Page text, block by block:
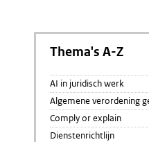
Thema's A-Z
AI in juridisch werk
Algemene verordening
Comply or explain
Dienstenrichtlijn